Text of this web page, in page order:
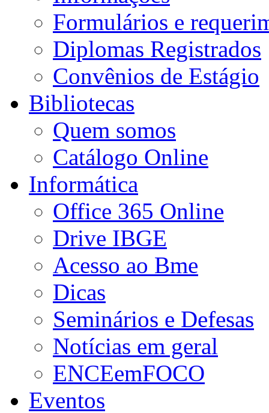
Formulários e
Diplomas Registrados
Convênios de Estágio
Bibliotecas
Quem somos
Catálogo Online
Informática
Office 365 Online
Drive IBGE
Acesso ao Bme
Dicas
Seminários e Defesas
Notícias em geral
ENCEemFOCO
Eventos